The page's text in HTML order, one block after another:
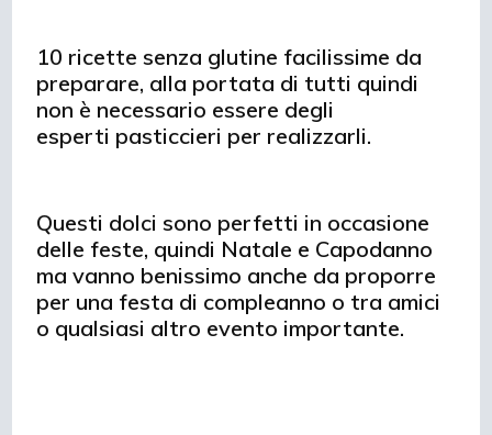
10 ricette senza glutine facilissime da
preparare, alla portata di tutti quindi
non è necessario essere degli
esperti pasticcieri per realizzarli.
Questi dolci sono perfetti in occasione
delle feste, quindi Natale e Capodanno
ma vanno benissimo anche da proporre
per una festa di compleanno o tra amici
o qualsiasi altro evento importante.